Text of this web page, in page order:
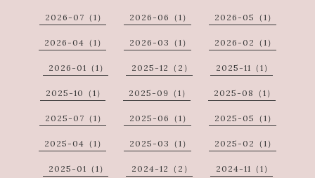
2026-07（1） 2026-06（1） 2026-05（1）
2026-04（1） 2026-03（1） 2026-02（1）
2026-01（1） 2025-12（2） 2025-11（1）
2025-10（1） 2025-09（1） 2025-08（1）
2025-07（1） 2025-06（1） 2025-05（1）
2025-04（1） 2025-03（1） 2025-02（1）
2025-01（1） 2024-12（2） 2024-11（1）